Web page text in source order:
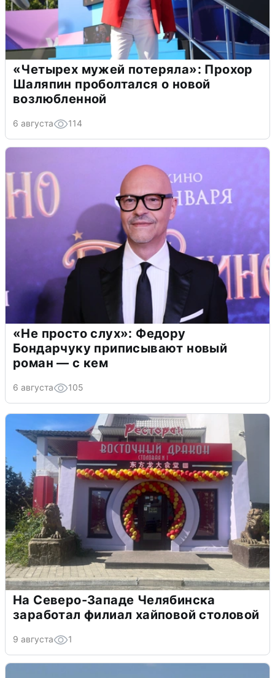
«Четырех мужей потеряла»: Прохор
Шаляпин проболтался о новой
возлюбленной
6 августа 114
«Не просто слух»: Федору
Бондарчуку приписывают новый
роман — с кем
6 августа 105
На Северо-Западе Челябинска
заработал филиал хайповой столовой
9 августа 1